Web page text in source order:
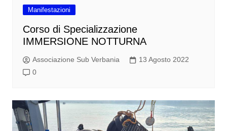
Manifestazioni
Corso di Specializzazione
IMMERSIONE NOTTURNA
Associazione Sub Verbania
13 Agosto 2022
0